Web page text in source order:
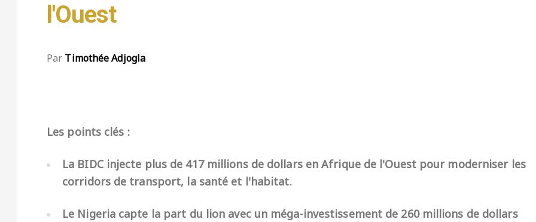
l'Ouest
Par Timothée Adjogla
Les points clés :
La BIDC injecte plus de 417 millions de dollars en Afrique de l'Ouest pour moderniser les
corridors de transport, la santé et l'habitat.
Le Nigeria capte la part du lion avec un méga-investissement de 260 millions de dollars